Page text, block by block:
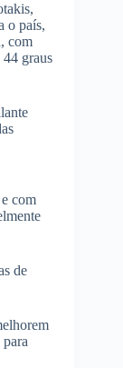
o país,
com
44 graus
com
de